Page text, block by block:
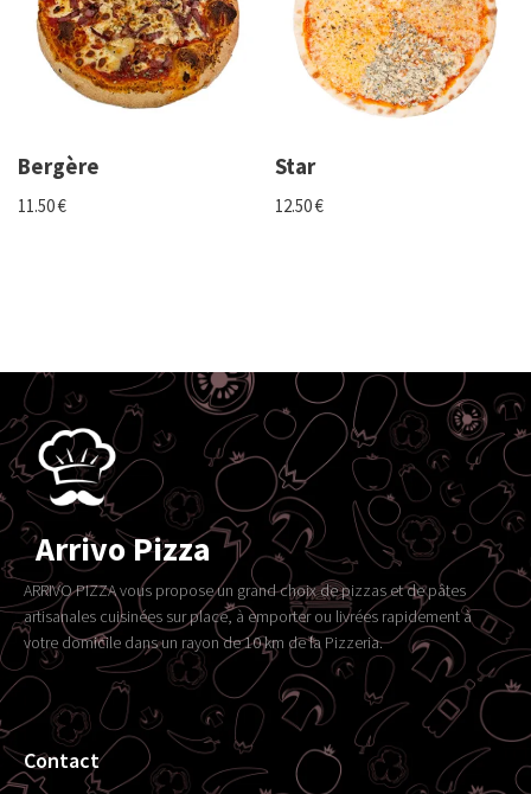
Bergère
11.50€
Star
12.50€
Arrivo Pizza
ARRIVO PIZZA vous propose un grand choix de pizzas et de pâtes
artisanales cuisinées sur place, à emporter ou livrées rapidement à
votre domicile dans un rayon de 10 km de la Pizzeria.
Contact